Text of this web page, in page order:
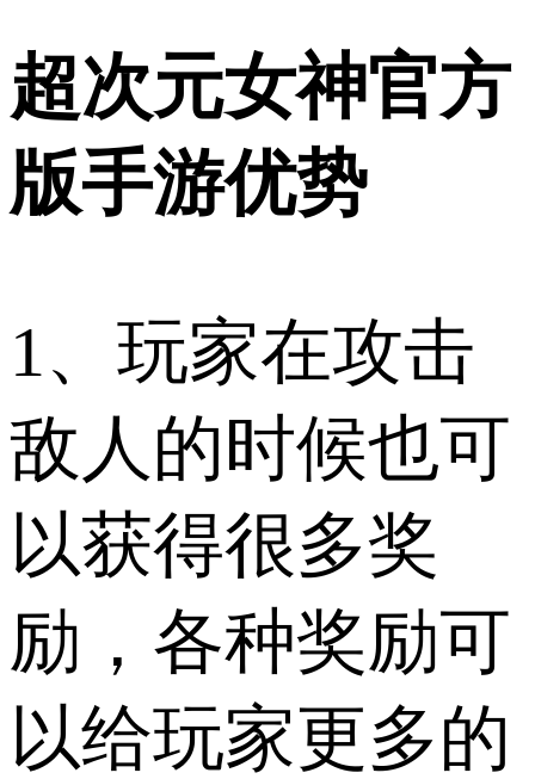
超次元女神官方
版手游优势
1、玩家在攻击
敌人的时候也可
以获得很多奖
励，各种奖励可
以给玩家更多的